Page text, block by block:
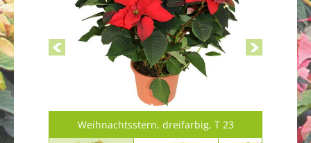
Weihnachtsstern, dreifarbig, T 23